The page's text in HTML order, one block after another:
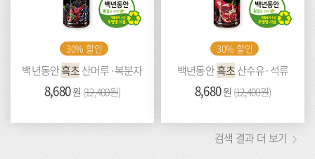
30% 할인
백년동안흑초산머루·복분자
가
격:
8,680원 (이
전
12,400원)
30% 할인
백년동안흑초산수유·석류
가
격:
8,680원 (이
전
격:
12,400원)
검색 결과 더 보기